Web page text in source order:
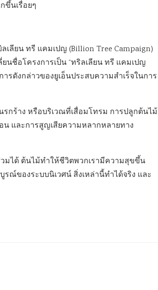
ขึ้นเรื่อยๆ
ลียน ทรี แคมเปญ (Billion Tree Campaign)
ชื่อโครงการเป็น “ทริลเลียน ทรี แคมเปญ
รดังกล่าวของยูเอ็นประสบความสำเร็จในการ
กร้าง หรือบริเวณที่เสื่อมโทรม การปลูกต้นไม้
น และการสูญเสียความหลากหลายทาง
มได้ ต้นไม้ทำให้ชีวิตพวกเรามีความสุขขึ้น
ของระบบนิเวศน์ สิ่งเหล่านี้ทำได้จริง และ